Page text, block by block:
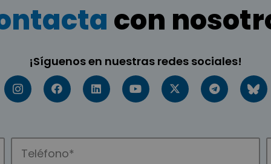
con
¡Síguenos en nuestras redes sociales!